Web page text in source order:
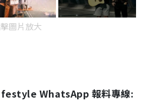
圖片放大
WhatsApp 報料專線: